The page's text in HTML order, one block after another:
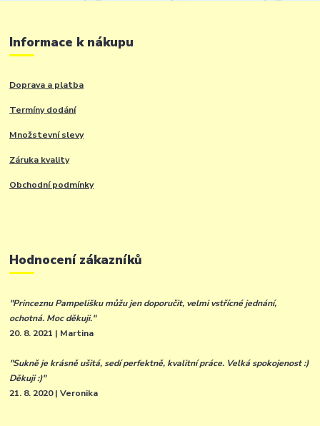
Informace k nákupu
Doprava a platba
Termíny dodání
Množstevní slevy
Záruka kvality
Obchodní podmínky
Hodnocení zákazníků
"Princeznu Pampelišku můžu jen doporučit, velmi vstřícné jednání,
ochotná. Moc děkuji."
20. 8. 2021 | Martina
"Sukně je krásně ušitá, sedí perfektně, kvalitní práce. Velká spokojenost :)
Děkuji :)"
21. 8. 2020 | Veronika